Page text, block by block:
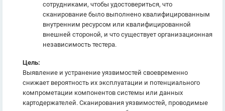
сотрудниками, чтобы удостовериться, что
сканирование было выполнено квалифицированным
внутренним ресурсом или квалифицированной
внешней стороной, и что существует организационная
независимость тестера.
Цель:
Выявление и устранение уязвимостей своевременно
снижает вероятность их эксплуатации и потенциального
компрометации компонентов системы или данных
картодержателей. Сканирования уязвимостей, проводимые